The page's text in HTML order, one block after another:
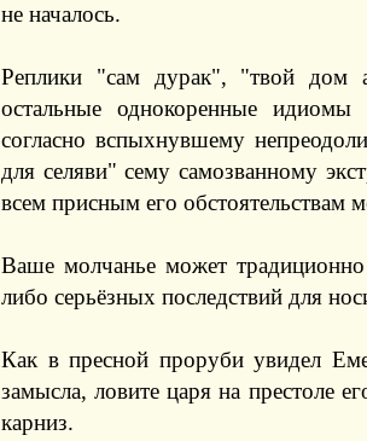
не началось.
Реплики "сам дурак", "твой дом
остальные однокоренные
согласно вспыхнувшему
для селяви" сему самозванному
всем присным его обстоятельствам
Ваше молчанье может традиционно
либо серьёзных последствий для
Как в пресной проруби увидел
замысла, ловите царя на престоле
карниз.